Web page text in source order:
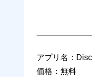
アプリ名：
価格：無料